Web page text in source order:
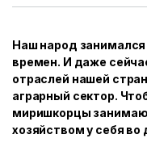
Наш народ
времен. И даже
отраслей нашей
аграрный сектор.
миришкорцы
хозяйством у себя во